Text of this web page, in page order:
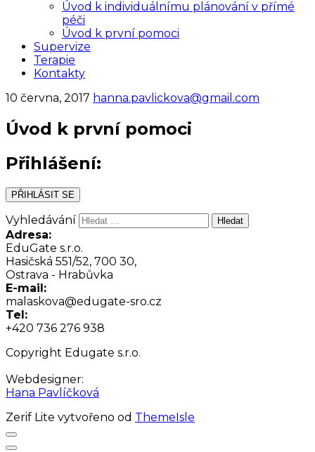
Úvod k individuálnímu plánování v přímé
péči
Úvod k první pomoci
Supervize
Terapie
Kontakty
10 června, 2017 hanna.pavlickova@gmail.com
Úvod k první pomoci
Přihlášení:
PŘIHLÁSIT SE
Vyhledávání
Adresa:
EduGate s.r.o.
Hasičská 551/52, 700 30,
Ostrava - Hrabůvka
E-mail:
malaskova@edugate-sro.cz
Tel:
+420 736 276 938
Copyright Edugate s.r.o.
Webdesigner:
Hana Pavlíčková
Zerif Lite vytvořeno od ThemeIsle